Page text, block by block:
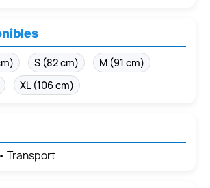
S (82 cm)
M (91 cm)
XL (106 cm)
Transport